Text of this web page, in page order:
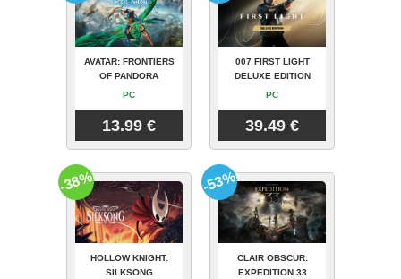
AVATAR: FRONTIERS
OF PANDORA
PC
13.99 €
007 FIRST LIGHT
DELUXE EDITION
PC
39.49 €
HOLLOW KNIGHT:
SILKSONG
-38%
CLAIR OBSCUR:
EXPEDITION 33
-53%